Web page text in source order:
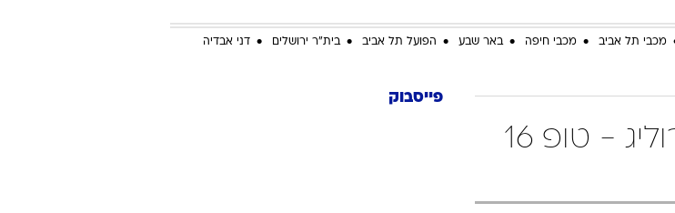
סערה בממלכה
מכבי תל אביב מכבי חיפה באר שבע הפועל תל אביב בית"ר ירושלים דני אבדיה
אולימפיאקוס פיראוס בית ו' יורוליג - טופ 16
פייסבוק